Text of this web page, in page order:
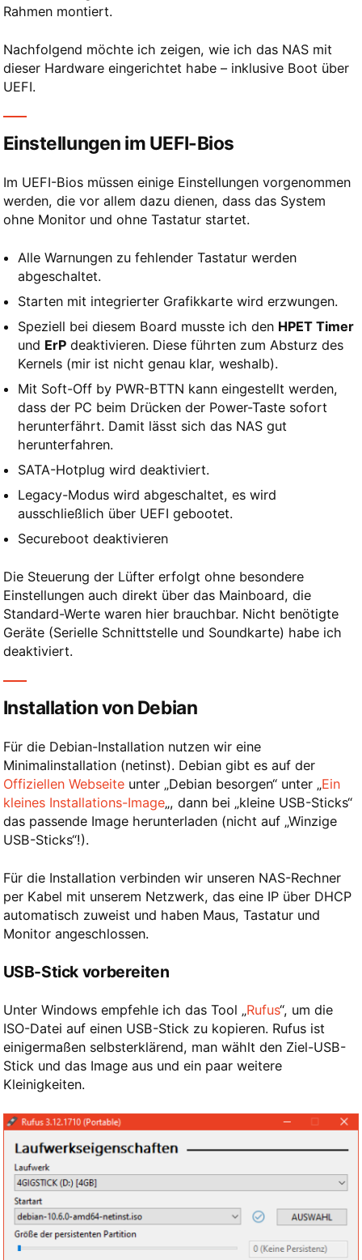
Rahmen montiert.
Nachfolgend möchte ich zeigen, wie ich das NAS mit
dieser Hardware eingerichtet habe – inklusive Boot über
UEFI.
Einstellungen im UEFI-Bios
Im UEFI-Bios müssen einige Einstellungen vorgenommen
werden, die vor allem dazu dienen, dass das System
ohne Monitor und ohne Tastatur startet.
Alle Warnungen zu fehlender Tastatur werden
abgeschaltet.
Starten mit integrierter Grafikkarte wird erzwungen.
Speziell bei diesem Board musste ich den HPET Timer
und ErPdeaktivieren. Diese führten zum Absturz des
Kernels (mir ist nicht genau klar, weshalb).
Mit Soft-Off by PWR-BTTN kann eingestellt werden,
dass der PC beim Drücken der Power-Taste sofort
herunterfährt. Damit lässt sich das NAS gut
herunterfahren.
SATA-Hotplug wird deaktiviert.
Legacy-Modus wird abgeschaltet, es wird
ausschließlich über UEFI gebootet.
Secureboot deaktivieren
Die Steuerung der Lüfter erfolgt ohne besondere
Einstellungen auch direkt über das Mainboard, die
Standard-Werte waren hier brauchbar. Nicht benötigte
Geräte (Serielle Schnittstelle und Soundkarte) habe ich
deaktiviert.
Installation von Debian
Für die Debian-Installation nutzen wir eine
Minimalinstallation (netinst). Debian gibt es auf der
Offiziellen Webseiteunter „Debian besorgen“ unter „Ein
kleines Installations-Image„, dann bei „kleine USB-Sticks“
das passende Image herunterladen (nicht auf „Winzige
USB-Sticks“!).
Für die Installation verbinden wir unseren NAS-Rechner
per Kabel mit unserem Netzwerk, das eine IP über DHCP
automatisch zuweist und haben Maus, Tastatur und
Monitor angeschlossen.
USB-Stick vorbereiten
Unter Windows empfehle ich das Tool „Rufus“, um die
ISO-Datei auf einen USB-Stick zu kopieren. Rufus ist
einigermaßen selbsterklärend, man wählt den Ziel-USB-
Stick und das Image aus und ein paar weitere
Kleinigkeiten.